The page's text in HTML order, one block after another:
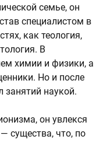
семье, он
специалистом в
как теология,
В
химии и физики, а
Но и после
занятий наукой.
он увлекся
существа, что, по